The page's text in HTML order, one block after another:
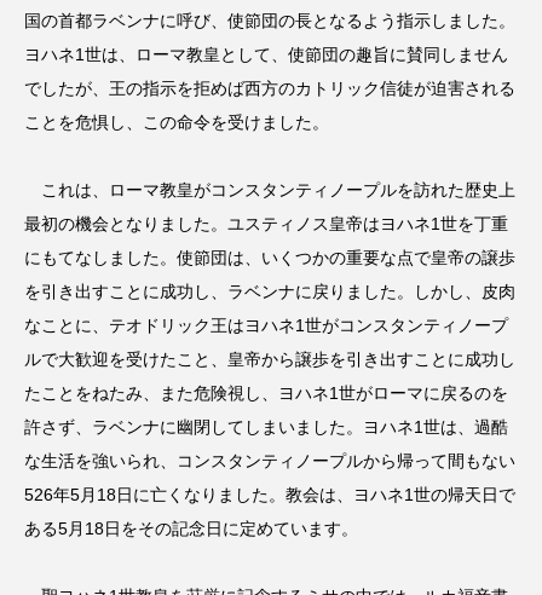
国の首都ラベンナに呼び、使節団の長となるよう指示しました。
ヨハネ1世は、ローマ教皇として、使節団の趣旨に賛同しません
でしたが、王の指示を拒めば西方のカトリック信徒が迫害される
ことを危惧し、この命令を受けました。
これは、ローマ教皇がコンスタンティノープルを訪れた歴史上
最初の機会となりました。ユスティノス皇帝はヨハネ1世を丁重
にもてなしました。使節団は、いくつかの重要な点で皇帝の譲歩
を引き出すことに成功し、ラベンナに戻りました。しかし、皮肉
なことに、テオドリック王はヨハネ1世がコンスタンティノープ
ルで大歓迎を受けたこと、皇帝から譲歩を引き出すことに成功し
たことをねたみ、また危険視し、ヨハネ1世がローマに戻るのを
許さず、ラベンナに幽閉してしまいました。ヨハネ1世は、過酷
な生活を強いられ、コンスタンティノープルから帰って間もない
526年5月18日に亡くなりました。教会は、ヨハネ1世の帰天日で
ある5月18日をその記念日に定めています。